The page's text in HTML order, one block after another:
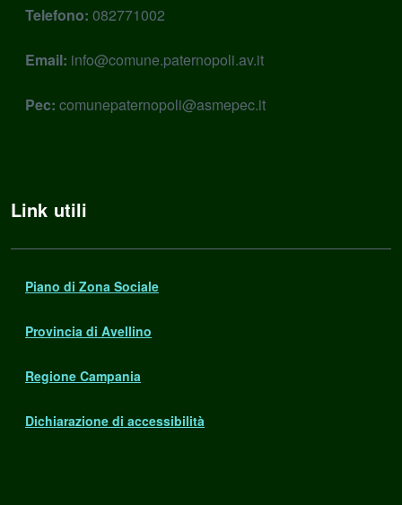
Telefono: 082771002
Email: info@comune.paternopoli.av.it
Pec: comunepaternopoli@asmepec.it
Link utili
Piano di Zona Sociale
Provincia di Avellino
Regione Campania
Dichiarazione di accessibilità